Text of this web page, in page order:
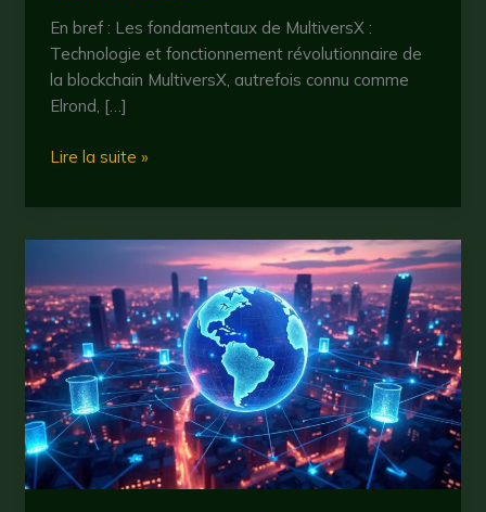
En bref : Les fondamentaux de MultiversX :
Technologie et fonctionnement révolutionnaire de
la blockchain MultiversX, autrefois connu comme
Elrond, […]
Multiversx
tout
la
cryptomonnaie
innovante
en
2025
Lire la suite »